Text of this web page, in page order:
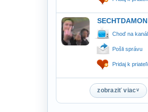
SECHTDAMON
Choď na kanál
Pošli správu
Pridaj k
zobraziť viac